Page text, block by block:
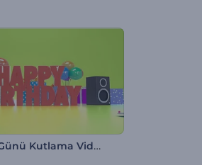
3D Doğum Günü Kutlama Video Kartı